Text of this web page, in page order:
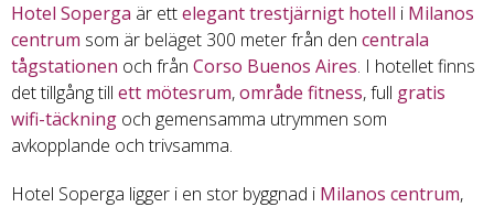
Hotel Soperga är etteleganttrestjärnigt hotell i Milanos
centrum som är beläget 300 meter från den centrala
tågstationen och från Corso Buenos Aires. I hotellet finns
det tillgång till ett mötesrum,område fitness, full gratis
wifi-täckning och gemensamma utrymmen som
avkopplande och trivsamma.
Hotel Soperga ligger i en stor byggnad i Milanos centrum,